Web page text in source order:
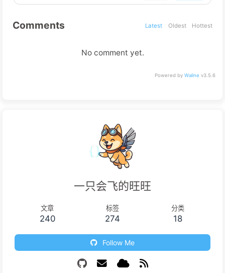
Comments Latest Oldest Hottest
No comment yet.
Powered by Waline v3.5.6
一只会飞的旺旺
文章
240
标签
274
分类
18
Follow Me